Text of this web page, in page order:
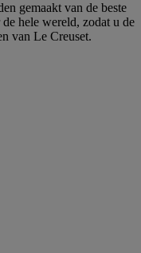
gemaakt van de beste
hele wereld, zodat u de
van Le Creuset.